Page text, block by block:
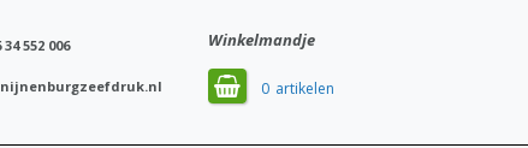
Winkelmandje
0
34 552 006